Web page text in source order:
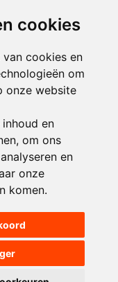
cookies
cookies en
om
onze website
en
om ons
en
onze
komen.